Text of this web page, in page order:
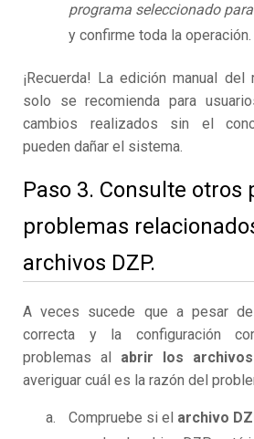
programa seleccionado
y confirme toda la operación.
¡Recuerda! La edición manual
solo se recomienda para
cambios realizados sin el
pueden dañar el sistema.
Paso 3. Consulte otros
problemas
archivos DZP.
A veces sucede que a pesar
correcta y la configuración
problemas al abrir los
averiguar cuál es la razón del
Compruebe si el archivo